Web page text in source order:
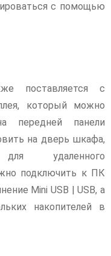
с помощью
поставляется с
который можно
передней панели
на дверь шкафа,
удаленного
подключить к ПК
Mini USB | USB, а
накопителей в